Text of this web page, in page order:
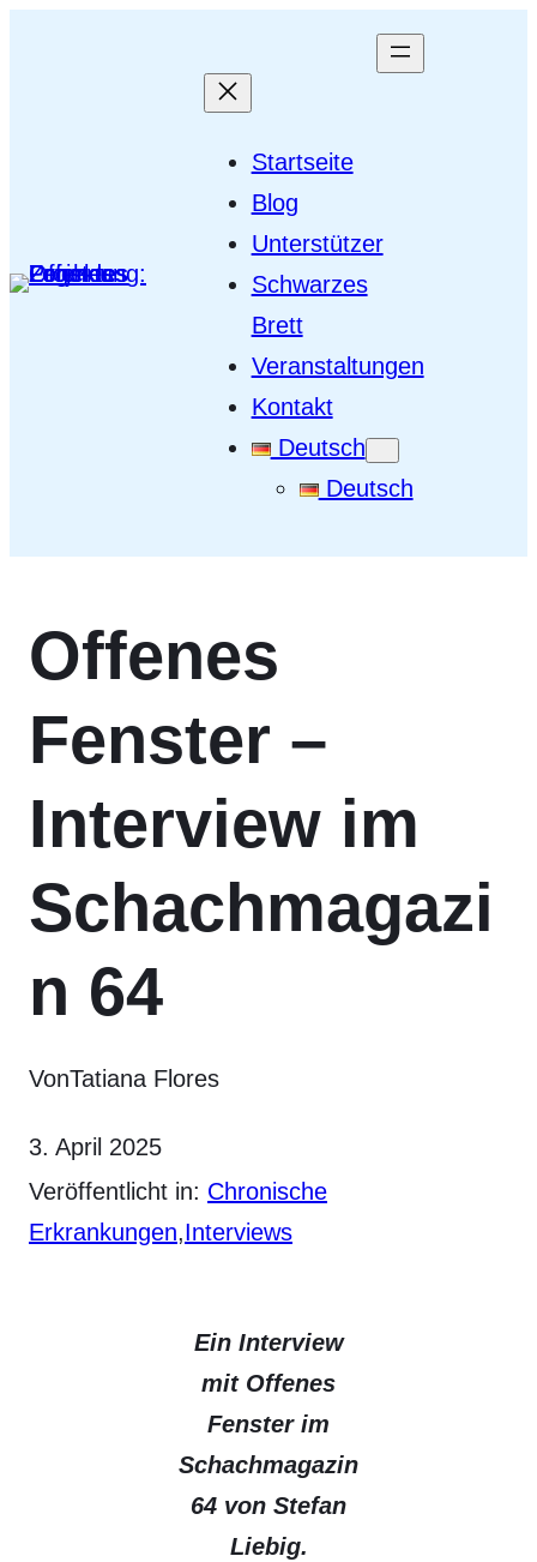
Startseite
Blog
Unterstützer
Schwarzes
Brett
Veranstaltungen
Kontakt
Deutsch
Deutsch
Offenes
Fenster –
Interview im
Schachmagazi
n 64
VonTatiana Flores
3. April 2025
Veröffentlicht in: Chronische
Erkrankungen,Interviews
Ein Interview
mit Offenes
Fenster im
Schachmagazin
64 von Stefan
Liebig.